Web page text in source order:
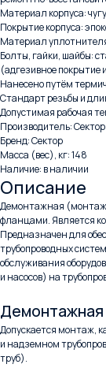
Материал корпуса:
Покрытие корпуса:
Материал
Болты, гайки, шайбы:
(адгезивное
Нанесено путём
Стандарт резьбы и
Допустимая рабочая
Производитель: Сектор
Бренд: Сектор
Масса (вес), кг: 148
Наличие: в наличии
Описание
Демонтажная
фланцами. Является
Предназначен для
трубопроводных
обслуживания
и насосов) на
Допускается монтаж,
и надземном
труб).